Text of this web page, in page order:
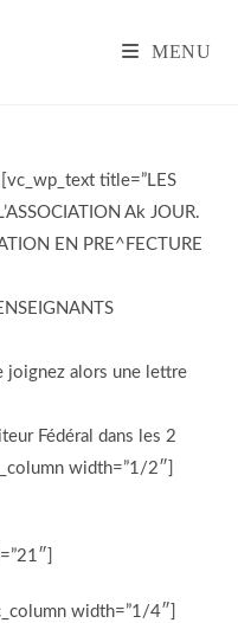
MENU
title=”LES
Ak JOUR.
EN PRE^FECTURE
joignez alors une lettre
Fédéral dans les 2
width=”1/2″]
width=”1/4″]